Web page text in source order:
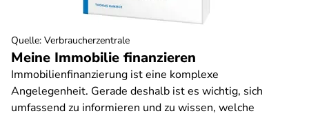
Meine Immobilie finanzieren
Immobilienfinanzierung ist eine komplexe
Angelegenheit. Gerade deshalb ist es wichtig, sich
umfassend zu informieren und zu wissen, welche
Quelle: Verbraucherzentrale